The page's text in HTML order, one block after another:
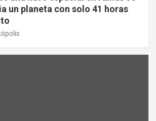
un planeta con solo 41 horas